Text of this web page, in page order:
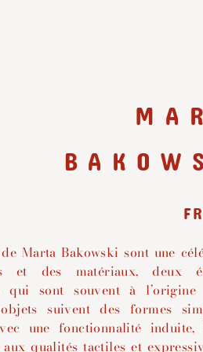
Marta Bakowski sont une
et des matériaux, deux
qui sont souvent à
suivent des formes
une fonctionnalité induite,
qualités tactiles et